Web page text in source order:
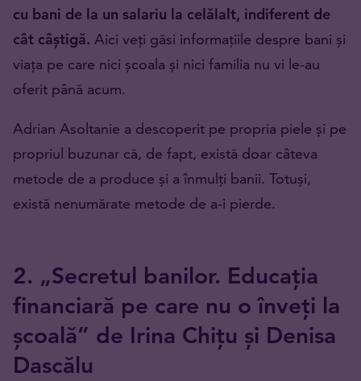
cu bani de la un salariu la celălalt, indiferent de
cât câștigă. Aici veți găsi informațiile despre bani și
viața pe care nici școala și nici familia nu vi le-au
oferit până acum.
Adrian Asoltanie a descoperit pe propria piele și pe
propriul buzunar că, de fapt, există doar câteva
metode de a produce și a înmulți banii. Totuși,
există nenumărate metode de a-i pierde.
2. „Secretul banilor. Educația
financiară pe care nu o înveți la
școală” de Irina Chițu și Denisa
Dascălu